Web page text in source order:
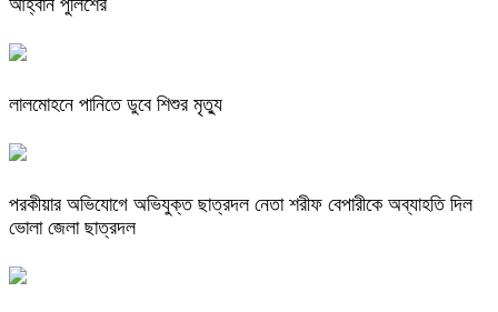
আহ্বান পুলিশের
লালমোহনে পানিতে ডুবে শিশুর মৃত্যু
পরকীয়ার অভিযোগে অভিযুক্ত ছাত্রদল নেতা শরীফ বেপারীকে অব্যাহতি দিল
ভোলা জেলা ছাত্রদল